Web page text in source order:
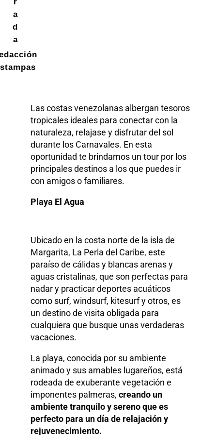
a
d
a
Las costas venezolanas albergan tesoros
tropicales ideales para conectar con la
naturaleza, relajase y disfrutar del sol
durante los Carnavales. En esta
oportunidad te brindamos un tour por los
principales destinos a los que puedes ir
con amigos o familiares.
Playa El Agua
Ubicado en la costa norte de la isla de
Margarita, La Perla del Caribe, este
paraíso de cálidas y blancas arenas y
aguas cristalinas, que son perfectas para
nadar y practicar deportes acuáticos
como surf, windsurf, kitesurf y otros, es
un destino de visita obligada para
cualquiera que busque unas verdaderas
vacaciones.
La playa, conocida por su ambiente
animado y sus amables lugareños, está
rodeada de exuberante vegetación e
imponentes palmeras, creando un
ambiente tranquilo y sereno que es
perfecto para un día de relajación y
rejuvenecimiento.